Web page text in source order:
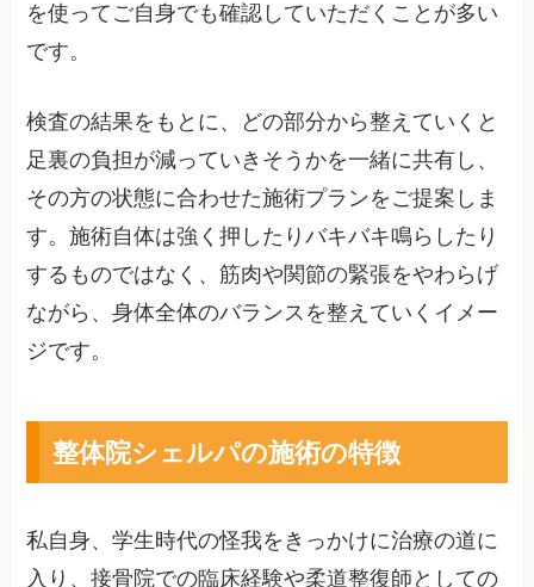
を使ってご自身でも確認していただくことが多い
です。
検査の結果をもとに、どの部分から整えていくと
足裏の負担が減っていきそうかを一緒に共有し、
その方の状態に合わせた施術プランをご提案しま
す。施術自体は強く押したりバキバキ鳴らしたり
するものではなく、筋肉や関節の緊張をやわらげ
ながら、身体全体のバランスを整えていくイメー
ジです。
整体院シェルパの施術の特徴
私自身、学生時代の怪我をきっかけに治療の道に
入り、接骨院での臨床経験や柔道整復師としての